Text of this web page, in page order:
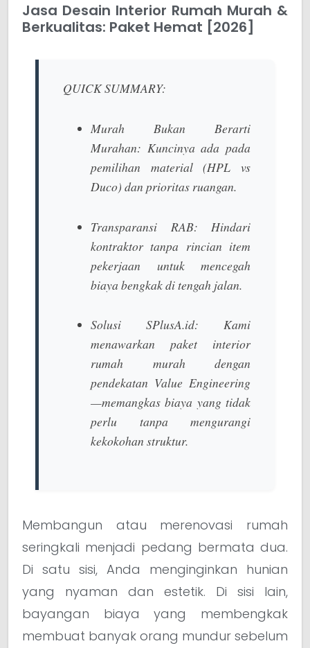
Jasa Desain Interior Rumah Murah &
Berkualitas: Paket Hemat [2026]
QUICK SUMMARY:
Murah Bukan Berarti
Murahan: Kuncinya ada pada
pemilihan material (HPL vs
Duco) dan prioritas ruangan.
Transparansi RAB: Hindari
kontraktor tanpa rincian item
pekerjaan untuk mencegah
biaya bengkak di tengah jalan.
Solusi SPlusA.id: Kami
menawarkan paket interior
rumah murah dengan
pendekatan Value Engineering
—memangkas biaya yang tidak
perlu tanpa mengurangi
kekokohan struktur.
Membangun atau merenovasi rumah
seringkali menjadi pedang bermata dua.
Di satu sisi, Anda menginginkan hunian
yang nyaman dan estetik. Di sisi lain,
bayangan biaya yang membengkak
membuat banyak orang mundur sebelum